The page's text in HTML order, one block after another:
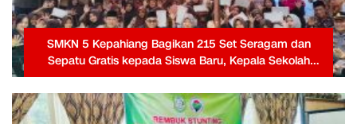
SMKN 5 Kepahiang Bagikan 215 Set Seragam dan
Sepatu Gratis kepada Siswa Baru, Kepala Sekolah
Terima Penghargaan dari Pemprov Bengkulu